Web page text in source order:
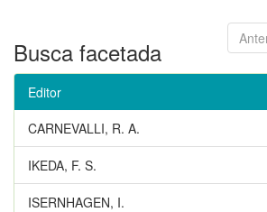
Busca facetada
Editor
CARNEVALLI, R. A.
IKEDA, F. S.
ISERNHAGEN, I.